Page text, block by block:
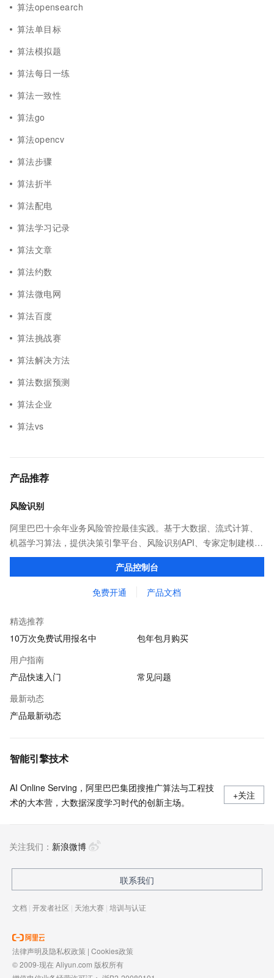
算法opensearch
算法单目标
算法模拟题
算法每日一练
算法一致性
算法go
算法opencv
算法步骤
算法折半
算法配电
算法学习记录
算法文章
算法约数
算法微电网
算法百度
算法挑战赛
算法解决方法
算法数据预测
算法企业
算法vs
产品推荐
风险识别
阿里巴巴十余年业务风险管控最佳实践。基于大数据、流式计算、
机器学习算法，提供决策引擎平台、风险识别API、专家定制建模等
多维风控服务，一站式解决企业在用户注册、运营活动、交易、信
贷审核等关键业务中所遇到的欺诈问题。
产品控制台
免费开通 产品文档
精选推荐
10万次免费试用报名中
包年包月购买
用户指南
产品快速入门
常见问题
最新动态
产品最新动态
智能引擎技术
AI Online Serving，阿里巴巴集团搜推广算法与工程技
术的大本营，大数据深度学习时代的创新主场。
+关注
关注我们： 新浪微博
联系我们
文档 | 开发者社区 | 天池大赛 | 培训与认证
法律声明及隐私权政策 | Cookies政策
© 2009-现在 Aliyun.com 版权所有